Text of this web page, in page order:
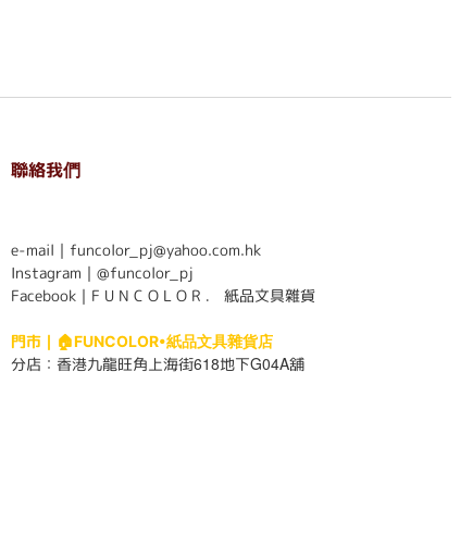
聯絡我們
e-mail｜funcolor_pj@yahoo.com.hk
Instagram｜ @funcolor_pj
Facebook｜ F U N C O L O R ． 紙品文具雜貨
門市｜ 🏠FUNCOLOR•紙品文具雜貨店
分店： 香港九龍旺角上海街618地下G04A舖